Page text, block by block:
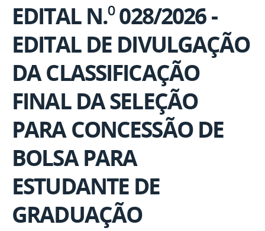
EDITAL N.⁰ 028/2026 -
EDITAL DE DIVULGAÇÃO
DA CLASSIFICAÇÃO
FINAL DA SELEÇÃO
PARA CONCESSÃO DE
BOLSA PARA
ESTUDANTE DE
GRADUAÇÃO